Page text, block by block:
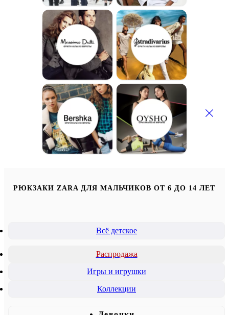
РЮКЗАКИ ZARA ДЛЯ МАЛЬЧИКОВ ОТ 6 ДО 14 ЛЕТ
Всё детское
Распродажа
Игры и игрушки
Коллекции